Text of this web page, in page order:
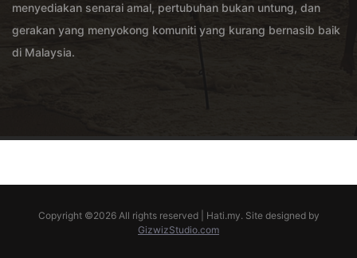
menyediakan senarai amal, pertubuhan bukan untung, dan
gerakan yang menyokong komuniti yang kurang bernasib baik
di Malaysia.
Copyright ©2026 All rights reserved | Hati.my. Site designed by
GizwizStudio.com